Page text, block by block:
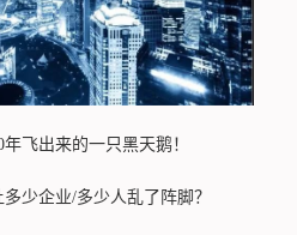
飞出来的一只黑天鹅！
企业/多少人乱了阵脚？